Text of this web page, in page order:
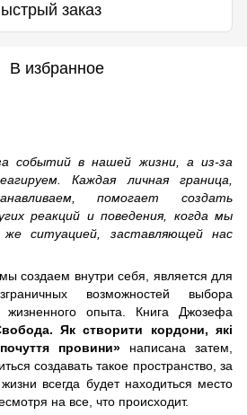
заказ
В избранное
событий в нашей жизни, а из-за
Каждая личная граница,
помогает создать
реакций и поведения, когда мы
ситуацией, заставляющей нас
создаем внутри себя, является для
возможностей выбора
жизненного опыта. Книга Джозефа
Як створити кордони, які
провини»написана затем,
создавать такое пространство, за
всегда будет находиться место
на все, что происходит.